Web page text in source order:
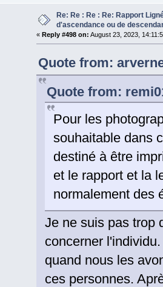
Re: Re : Re : Re: Rapport
d'ascendance ou de
«Reply #498 on: August 23, 2023,
Quote from:
Quote from:
Pour les
souhaitable dans
destiné à être
et le rapport et la
normalement des
Je ne suis pas trop
concerner
quand nous les
ces personnes.